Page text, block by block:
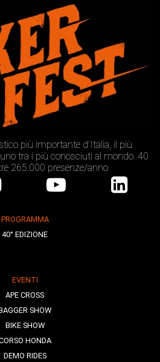
più importante d’Italia, il più
tra i più conosciuti al mondo. 40
265.000 presenze/anno
PROGRAMMA
40° EDIZIONE
EVENTI
APE CROSS
SHOW
BIKE SHOW
HONDA
DEMO RIDES